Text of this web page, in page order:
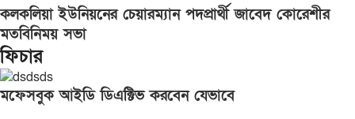
কলকলিয়া ইউনিয়নের চেয়ারম্যান পদপ্রার্থী জাবেদ কোরেশীর
মতবিনিময় সভা
ফিচার
মফেসবুক আইডি ডিএক্টিভ করবেন যেভাবে